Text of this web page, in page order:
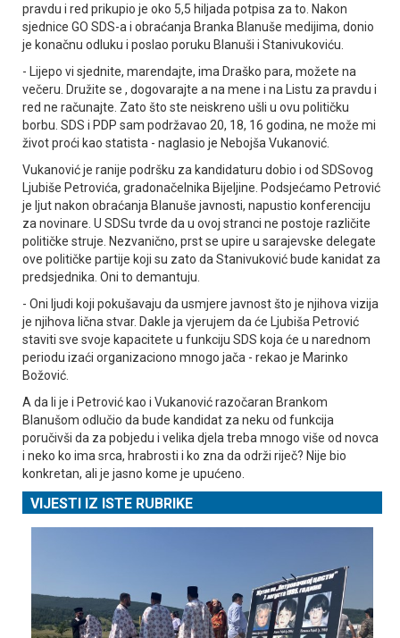
pravdu i red prikupio je oko 5,5 hiljada potpisa za to. Nakon
sjednice GO SDS-a i obraćanja Branka Blanuše medijima, donio
je konačnu odluku i poslao poruku Blanuši i Stanivukoviću.
- Lijepo vi sjednite, marendajte, ima Draško para, možete na
večeru. Družite se , dogovarajte a na mene i na Listu za pravdu i
red ne računajte. Zato što ste neiskreno ušli u ovu političku
borbu. SDS i PDP sam podržavao 20, 18, 16 godina, ne može mi
život proći kao statista - naglasio je Nebojša Vukanović.
Vukanović je ranije podršku za kandidaturu dobio i od SDSovog
Ljubiše Petrovića, gradonačelnika Bijeljine. Podsjećamo Petrović
je ljut nakon obraćanja Blanuše javnosti, napustio konferenciju
za novinare. U SDSu tvrde da u ovoj stranci ne postoje različite
političke struje. Nezvanično, prst se upire u sarajevske delegate
ove političke partije koji su zato da Stanivuković bude kanidat za
predsjednika. Oni to demantuju.
- Oni ljudi koji pokušavaju da usmjere javnost što je njihova vizija
je njihova lična stvar. Dakle ja vjerujem da će Ljubiša Petrović
staviti sve svoje kapacitete u funkciju SDS koja će u narednom
periodu izaći organizaciono mnogo jača - rekao je Marinko
Božović.
A da li je i Petrović kao i Vukanović razočaran Brankom
Blanušom odlučio da bude kandidat za neku od funkcija
poručivši da za pobjedu i velika djela treba mnogo više od novca
i neko ko ima srca, hrabrosti i ko zna da održi riječ? Nije bio
konkretan, ali je jasno kome je upućeno.
VIJESTI IZ ISTE RUBRIKE